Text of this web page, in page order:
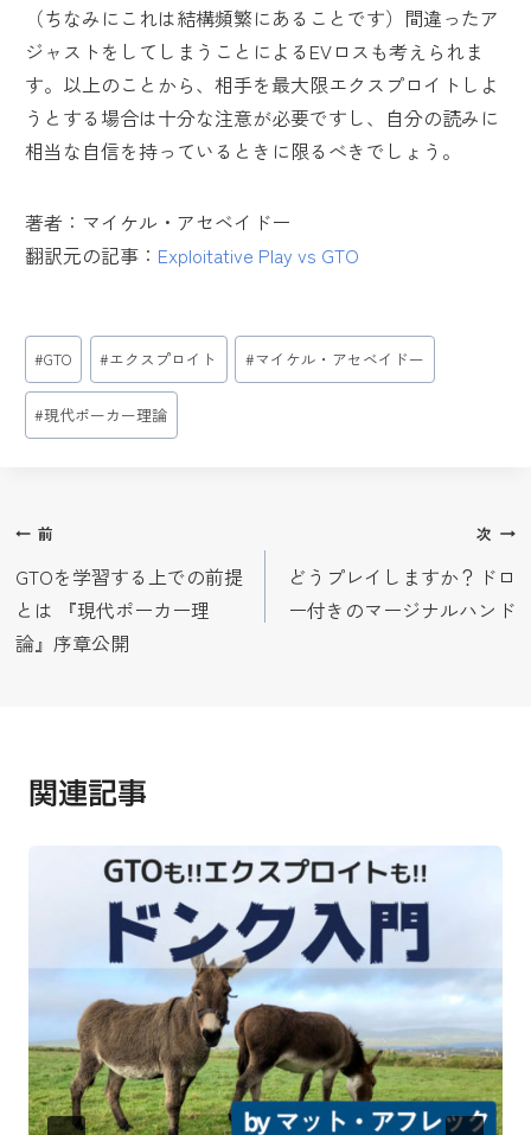
（ちなみにこれは結構頻繁にあることです）間違ったア
ジャストをしてしまうことによるEVロスも考えられま
す。以上のことから、相手を最大限エクスプロイトしよ
うとする場合は十分な注意が必要ですし、自分の読みに
相当な自信を持っているときに限るべきでしょう。
著者：マイケル・アセベイドー
翻訳元の記事： Exploitative Play vs GTO
投
稿
タ
グ:
#GTO #エクスプロイト #マイケル・アセベイドー
#現代ポーカー理論
投
稿
ナ
ビ
シ
前
GTOを学習する上での前提
とは 『現代ポーカー理
論』序章公開
次
どうプレイしますか？ドロ
ー付きのマージナルハンド
関連記事